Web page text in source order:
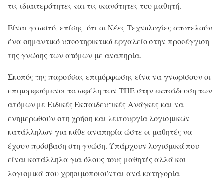
τις ιδιαιτερότητες και τις ικανότητες του μαθητή.
Είναι γνωστό, επίσης, ότι οι Νέες Τεχνολογίες αποτελούν
ένα σημαντικό υποστηρικτικό εργαλείο στην προσέγγιση
της γνώσης των ατόμων με αναπηρία.
Σκοπός της παρούσας επιμόρφωσης είνα να γνωρίσουν οι
επιμορφούμενοι τα ωφέλη των ΤΠΕ στην εκπαίδευση των
ατόμων με Ειδικές Εκπαιδευτικές Ανάγκες και να
ενημερωθούν στη χρήση και λειτουργία λογισμικών
κατάλληλων για κάθε αναπηρία ώστε οι μαθητές να
έχουν πρόσβαση στη γνώση. Υπάρχουν λογισμικά που
είναι κατάλληλα για όλους τους μαθητές αλλά και
λογισμικά που χρησιμοποιούνται ανά κατηγορία